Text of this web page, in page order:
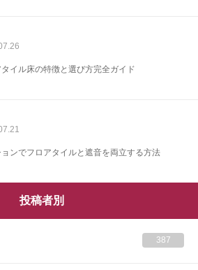
イル床の特徴と選び方完全ガイド
ョンでフロアタイルと遮音を両立する方法
投稿者別
387